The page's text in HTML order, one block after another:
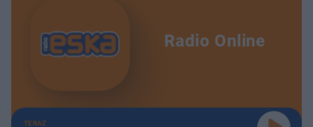
Radio Online
TERAZ